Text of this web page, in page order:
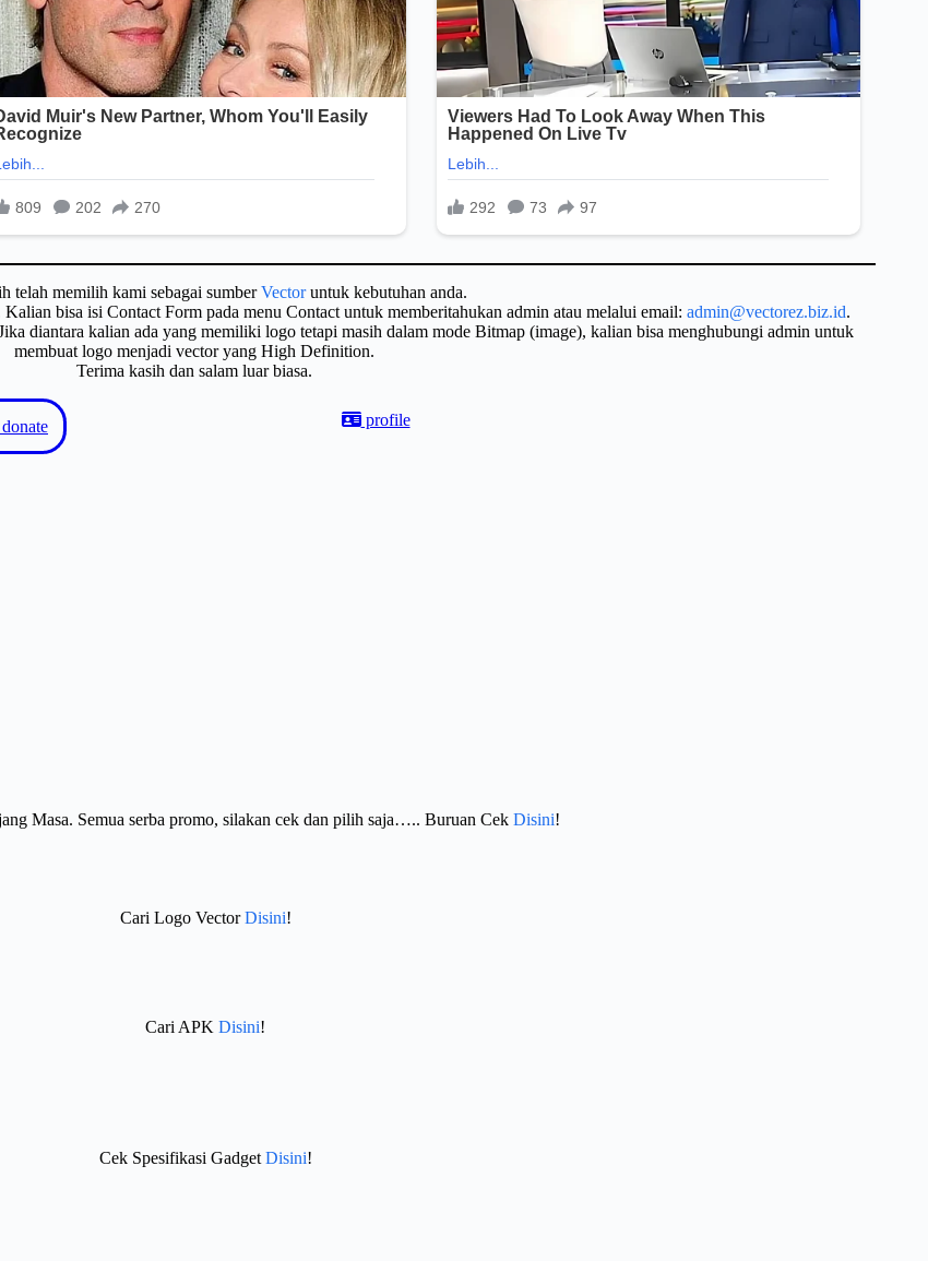
telah memilih kami sebagai sumberVectoruntuk kebutuhan anda.
bisa isi Contact Form pada menu Contact untuk memberitahukan admin atau melalui email: admin@vectorez.biz.id.
diantara kalian ada yang memiliki logo tetapi masih dalam mode Bitmap (image), kalian bisa menghubungi admin untuk
membuat logo menjadi vector yang High Definition.
Terima kasih dan salam luar biasa.
donate profile
Masa. Semua serba promo, silakan cek dan pilih saja….. Buruan Cek Disini!
Cari Logo VectorDisini!
Cari APK Disini!
Cek Spesifikasi GadgetDisini!